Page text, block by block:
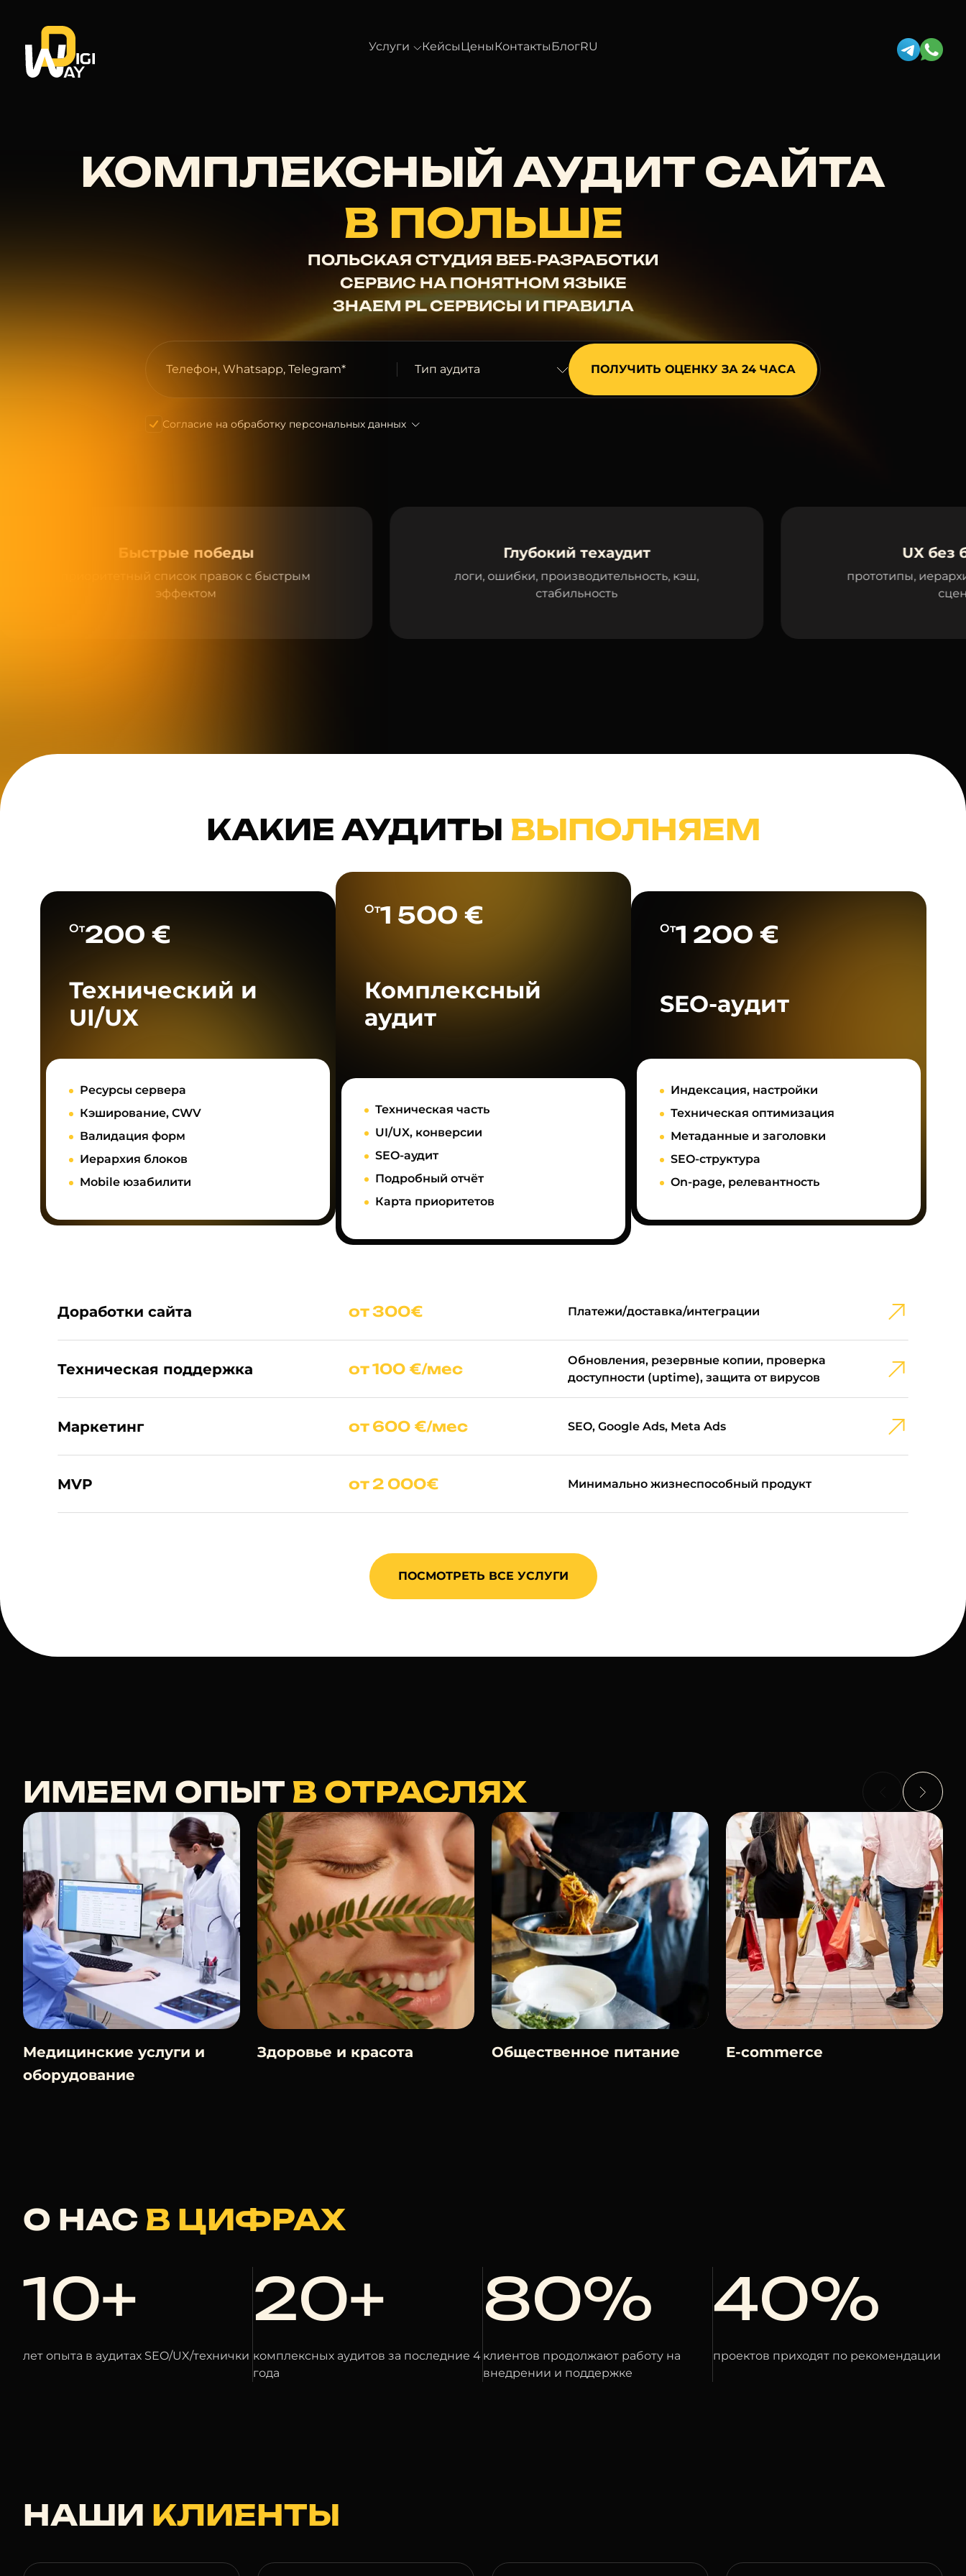
Услуги Кейсы Цены Контакты БлогRU
КОМПЛЕКСНЫЙ АУДИТ САЙТА
В ПОЛЬШЕ
ПОЛЬСКАЯ СТУДИЯ ВЕБ‑РАЗРАБОТКИ
СЕРВИС НА ПОНЯТНОМ ЯЗЫКЕ
ЗНАЕМ PL СЕРВИСЫ И ПРАВИЛА
Телефон, Whatsapp, Telegram* Тип аудита
Согласие на обработку персональных данных
Быстрые победы
список правок с быстрым
Глубокий техаудит
логи, ошибки, производительность, кэш,
UX без барьеров
прототипы, иерархия блоков,
КАКИЕ АУДИТЫ ВЫПОЛНЯЕМ
От200 €
Технический и
UI/UX
Ресурсы сервера
Кэширование, CWV
Валидация форм
Иерархия блоков
Mobile юзабилити
От1 500 €
Комплексный
аудит
Техническая часть
UI/UX, конверсии
SEO-аудит
Подробный отчёт
Карта приоритетов
От1 200 €
SEO‑аудит
Индексация, настройки
Техническая оптимизация
Метаданные и заголовки
SEO-структура
On-page, релевантность
Доработки сайта от 300€ Платежи/доставка/интеграции
Техническая поддержка от 100 €/мес
Обновления, резервные копии, проверка
доступности (uptime), защита от вирусов
Маркетинг от 600 €/мес SEO, Google Ads, Meta Ads
MVP от 2 000€ Минимально жизнеспособный продукт
ПОСМОТРЕТЬ ВСЕ УСЛУГИ
ИМЕЕМ ОПЫТ В ОТРАСЛЯХ
Медицинские услуги и
оборудование
Здоровье и красота Общественное питание E-commerce
О НАС В ЦИФРАХ
10+
лет опыта в аудитах SEO/UX/технички
20+
комплексных аудитов за последние 4
года
80%
клиентов продолжают работу на
внедрении и поддержке
40%
проектов приходят по рекомендации
НАШИ КЛИЕНТЫ